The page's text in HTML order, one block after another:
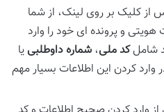
از کلیک بر روی لینک، از شما
و پرونده ای خود را وارد
شاملکد ملی، شماره داوطلبی یا
کردن این اطلاعات بسیار مهم